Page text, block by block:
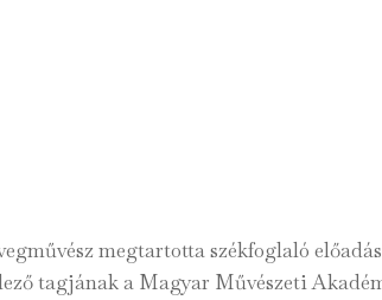
megtartotta székfoglaló
tagjának a Magyar Művészeti